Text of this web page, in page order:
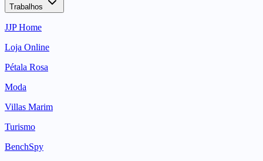
Trabalhos
JJP Home
Loja Online
Pétala Rosa
Moda
Villas Marim
Turismo
BenchSpy